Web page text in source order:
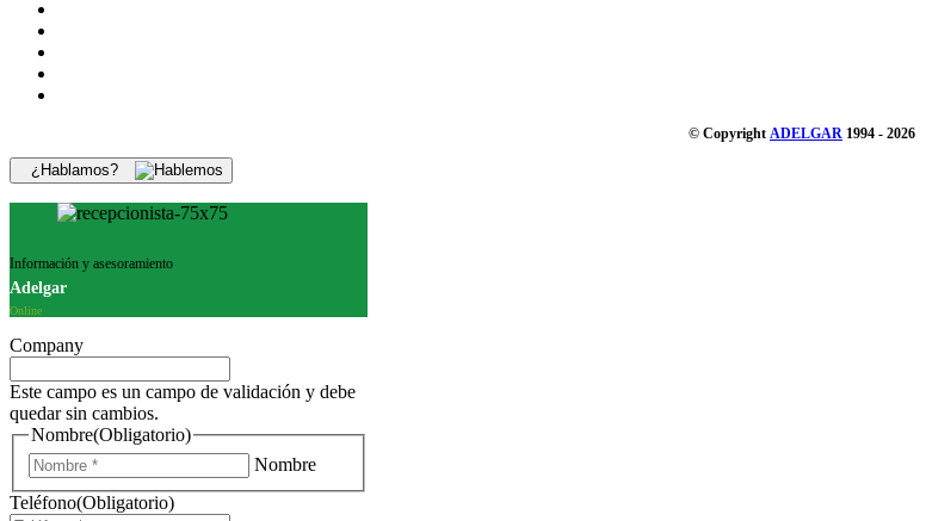
© Copyright ADELGAR 1994 - 2026
¿Hablamos?
Información y asesoramiento
Adelgar
Online
Company
Este campo es un campo de validación y debe
quedar sin cambios.
Nombre(Obligatorio)
Nombre
Teléfono(Obligatorio)